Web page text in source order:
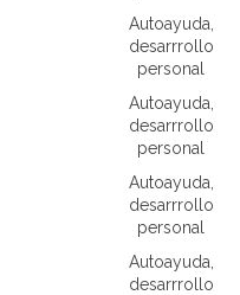
Autoayuda,
desarrrollo
personal
Autoayuda,
desarrrollo
personal
Autoayuda,
desarrrollo
personal
Autoayuda,
desarrrollo